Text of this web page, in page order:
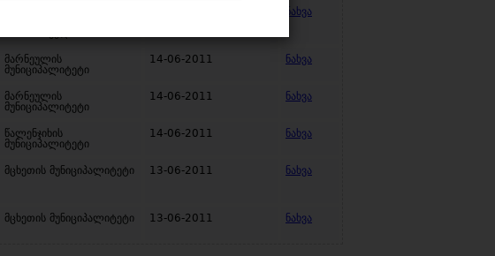
ნახვა
მარნეულის
მუნიციპალიტეტი
14-06-2011 ნახვა
მარნეულის
მუნიციპალიტეტი
14-06-2011 ნახვა
წალენჯიხის
მუნიციპალიტეტი
14-06-2011 ნახვა
მცხეთის მუნიციპალიტეტი 13-06-2011 ნახვა
მცხეთის მუნიციპალიტეტი 13-06-2011 ნახვა